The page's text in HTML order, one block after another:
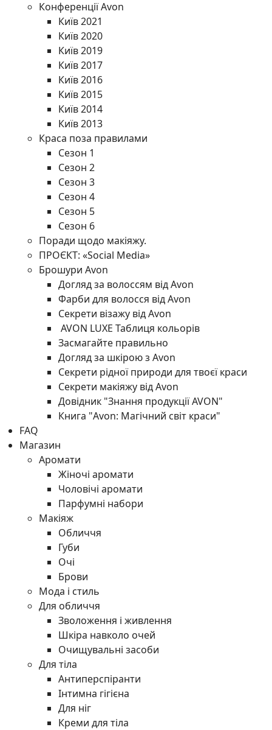
Конференції Avon
Київ 2021
Київ 2020
Київ 2019
Київ 2017
Київ 2016
Київ 2015
Київ 2014
Київ 2013
Краса поза правилами
Сезон 1
Сезон 2
Сезон 3
Сезон 4
Сезон 5
Сезон 6
Поради щодо макіяжу.
ПРОЄКТ: «Social Media»
Брошури Avon
Догляд за волоссям від Avon
Фарби для волосся від Avon
Секрети візажу від Avon
AVON LUXE Таблиця кольорів
Засмагайте правильно
Догляд за шкірою з Avon
Секрети рідної природи для твоєї краси
Секрети макіяжу від Avon
Довідник "Знання продукції AVON"
Книга "Avon: Магічний світ краси"
FAQ
Магазин
Аромати
Жіночі аромати
Чоловічі аромати
Парфумні набори
Макіяж
Обличчя
Губи
Очі
Брови
Мода і стиль
Для обличчя
Зволоження і живлення
Шкіра навколо очей
Очищувальні засоби
Для тіла
Антиперспіранти
Інтимна гігієна
Для ніг
Креми для тіла